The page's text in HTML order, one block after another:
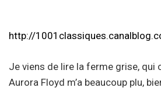
http://
Je viens de lire la ferme grise, qui
Aurora Floyd m’a beaucoup plu,